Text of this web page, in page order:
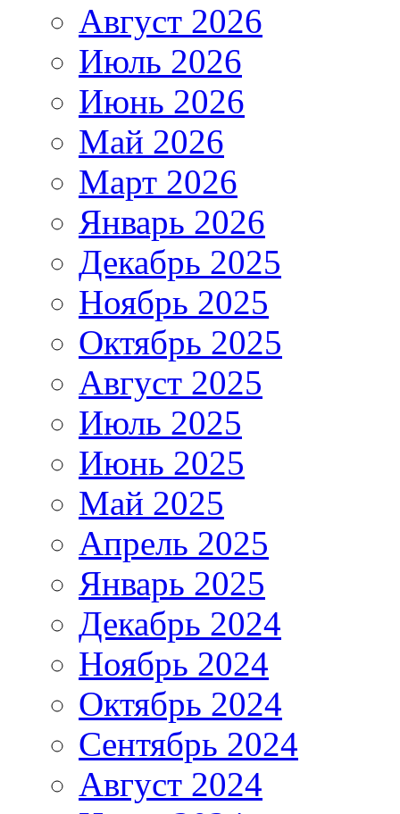
Август 2026
Июль 2026
Июнь 2026
Май 2026
Март 2026
Январь 2026
Декабрь 2025
Ноябрь 2025
Октябрь 2025
Август 2025
Июль 2025
Июнь 2025
Май 2025
Апрель 2025
Январь 2025
Декабрь 2024
Ноябрь 2024
Октябрь 2024
Сентябрь 2024
Август 2024